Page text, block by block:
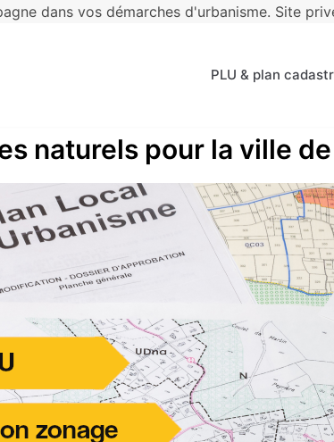
dans vos démarches d'urbanisme. Site
PLU & plan
naturels pour la ville